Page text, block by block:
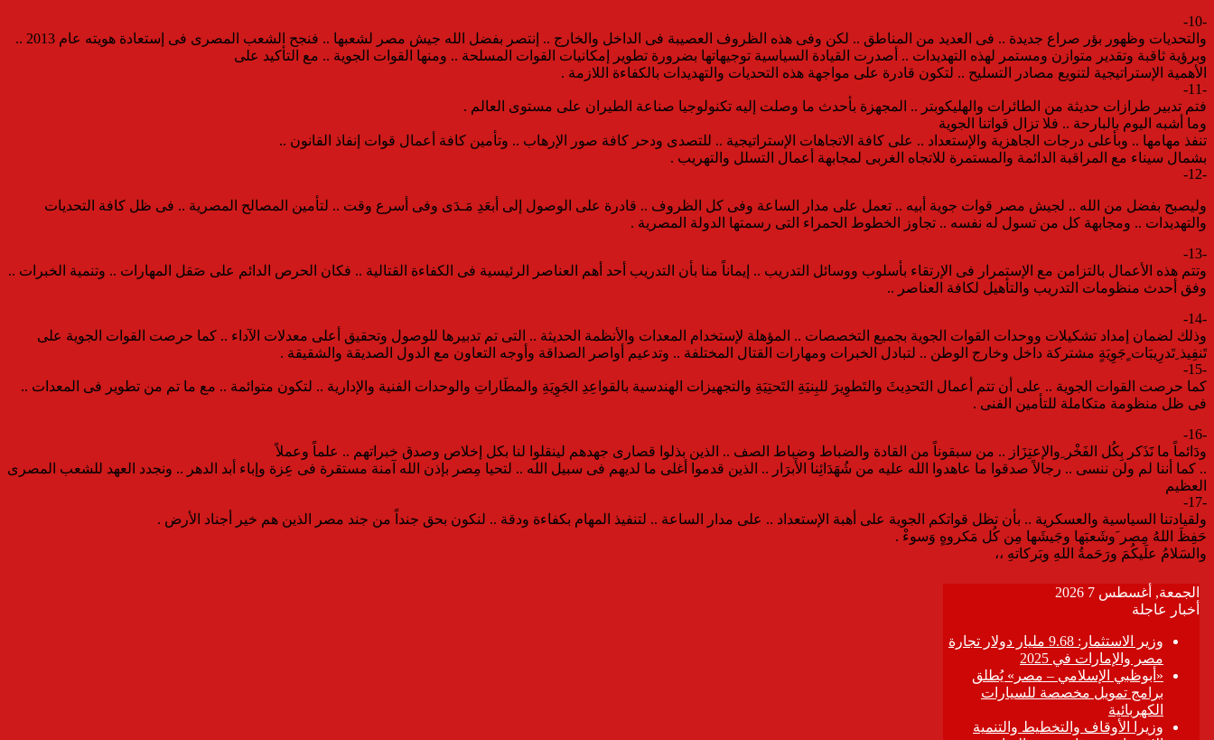
-10-
والتحديات وظهور بؤر صراع جديدة .. فى العديد من المناطق .. لكن وفى هذه الظروف العصيبة فى الداخل والخارج .. إنتصر بفضل الله جيش مصر لشعبها .. فنجح الشعب المصرى فى إستعادة هويته عام 2013 ..
وبرؤية ثاقبة وتقدير متوازن ومستمر لهذه التهديدات .. أصدرت القيادة السياسية توجيهاتها بضرورة تطوير إمكانيات القوات المسلحة .. ومنها القوات الجوية .. مع التأكيد على
الأهمية الإستراتيجية لتنويع مصادر التسليح .. لتكون قادرة على مواجهة هذه التحديات والتهديدات بالكفاءة اللازمة .
-11-
فتم تدبير طرازات حديثة من الطائرات والهليكوبتر .. المجهزة بأحدث ما وصلت إليه تكنولوجيا صناعة الطيران على مستوى العالم .
وما أشبه اليوم بالبارحة .. فلا تزال قواتنا الجوية
تنفذ مهامها .. وبأعلى درجات الجاهزية والإستعداد .. على كافة الاتجاهات الإستراتيجية .. للتصدى ودحر كافة صور الإرهاب .. وتأمين كافة أعمال قوات إنفاذ القانون ..
بشمال سيناء مع المراقبة الدائمة والمستمرة للاتجاه الغربى لمجابهة أعمال التسلل والتهريب .
-12-
وليصبح بفضل من الله .. لجيش مصر قوات جوية أبيه .. تعمل على مدار الساعة وفى كل الظروف .. قادرة على الوصول إلى أبعَدِ مَـدَى وفى أسرع وقت .. لتأمين المصالح المصرية .. فى ظل كافة التحديات
والتهديدات .. ومجابهة كل من تسول له نفسه .. تجاوز الخطوط الحمراء التى رسمتها الدولة المصرية .
-13-
وتتم هذه الأعمال بالتزامن مع الإستمرار فى الإرتقاء بأسلوب ووسائل التدريب .. إيماناً منا بأن التدريب أحد أهم العناصر الرئيسية فى الكفاءة القتالية .. فكان الحرص الدائم على صَقل المهارات .. وتنمية الخبرات ..
وفق أحدث منظومات التدريب والتأهيل لكافة العناصر ..
-14-
وذلك لضمان إمداد تشكيلات ووحدات القوات الجوية بجميع التخصصات .. المؤهلة لإستخدام المعدات والأنظمة الحديثة .. التى تم تدبيرها للوصول وتحقيق أعلى معدلات الآداء .. كما حرصت القوات الجوية على
تَنفِيذ ِتَدرِيبَات ٍجَوِيَةٍ مشتركة داخل وخارج الوطن .. لتبادل الخبرات ومهارات القتال المختلفة .. وتدعيم أواصر الصداقة وأوجه التعاون مع الدول الصديقة والشقيقة .
-15-
كما حرصت القوات الجوية .. على أن تتم أعمال التَحدِيثَ والتَطوِيرَ للبِنيَةِ التَحتِيَةِ والتجهيزات الهندسية بالقواعِدِ الجَوِيَةِ والمطَاراتِ والوحدات الفنية والإدارية .. لتكون متوائمة .. مع ما تم من تطوير فى المعدات ..
فى ظل منظومة متكاملة للتأمين الفنى .
-16-
ودَائماً ما نََذَكر بِكُل الفَخْر ِوالإعتِزَاز .. من سبقوناً من القادة والضباط وضباط الصف .. الذين بذلوا قصارى جهدهم لينقلوا لنا بكل إخلاص وصدق خبراتهم .. علماً وعملاً
.. كما أننا لم ولن ننسى .. رجالاً صدقوا ما عاهدوا الله عليه من شُهَدَائِنا الأَبرَار .. الذين قدموا أغلى ما لديهم فى سبيل الله .. لتحيا مِصر بإذن الله آمنة مستقرة فى عِزة وإباء أبد الدهر .. ونجدد العهد للشعب المصرى
العظيم
-17-
ولقيادتنا السياسية والعسكرية .. بأن تظل قواتكم الجوية على أهبة الإستعداد .. على مدار الساعة .. لتنفيذ المهام بكفاءة ودقة .. لنكون بحق جنداً من جند مصر الذين هم خير أجناد الأرض .
حَفِظَ اللهُ مِصر َوشَعبَها وجَيشَها مِن كُل مَكروهٍ وَسوءْ .
والسَلامُ علَيكُمَ ورَحَمةُ اللهِ وبَركاتهِ ،،